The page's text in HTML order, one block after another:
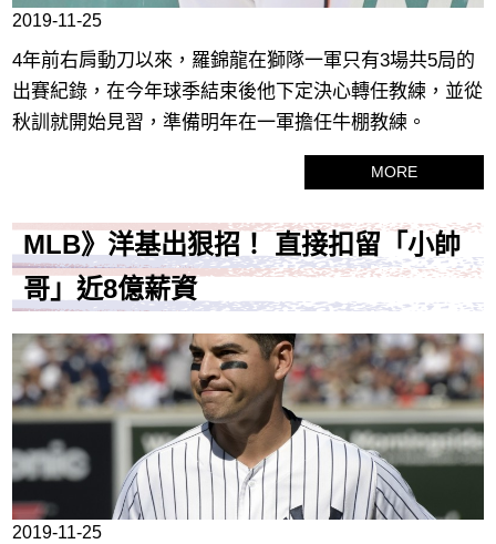
2019-11-25
4年前右肩動刀以來，羅錦龍在獅隊一軍只有3場共5局的
出賽紀錄，在今年球季結束後他下定決心轉任教練，並從
秋訓就開始見習，準備明年在一軍擔任牛棚教練。
MORE
MLB》洋基出狠招！ 直接扣留「小帥
哥」近8億薪資
2019-11-25